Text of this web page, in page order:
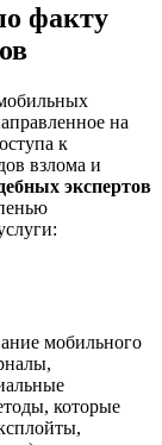
факту
на
к
взлома и
экспертов
мобильного
которые